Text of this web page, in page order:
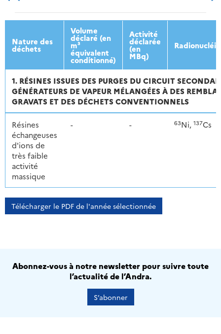
2013 2014 2015 2016
Nature des
déchets
Volume
déclaré (en
m³
équivalent
conditionné)
Activité
déclarée
(en
MBq)
1. RÉSINES ISSUES DES PURGES DU CIRCUIT
GÉNÉRATEURS DE VAPEUR MÉLANGÉES À DES
GRAVATS ET DES DÉCHETS CONVENTIONNELS
Résines
échangeuses
d'ions de
très faible
activité
massique
- - 63Ni, 137Cs
Télécharger le PDF de l'année sélectionnée
Abonnez-vous à notre newsletter pour suivre toute
l’actualité de l’Andra.
S’abonner